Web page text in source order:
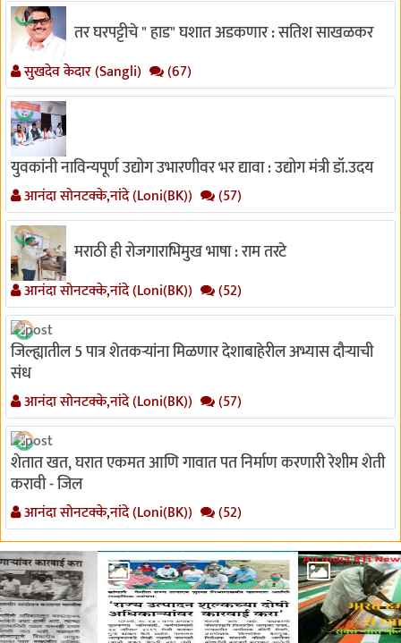
तर घरपट्टीचे " हाड" घशात अडकणार : सतिश साखळकर
सुखदेव केदार (Sangli) (67)
युवकांनी नाविन्यपूर्ण उद्योग उभारणीवर भर द्यावा : उद्योग मंत्री डॉ.उदय
आनंदा सोनटक्के,नांदे (Loni(BK)) (57)
मराठी ही रोजगाराभिमुख भाषा : राम तरटे
आनंदा सोनटक्के,नांदे (Loni(BK)) (52)
जिल्ह्यातील 5 पात्र शेतकऱ्यांना मिळणार देशाबाहेरील अभ्यास दौऱ्याची
संध
आनंदा सोनटक्के,नांदे (Loni(BK)) (57)
शेतात खत, घरात एकमत आणि गावात पत निर्माण करणारी रेशीम शेती
करावी - जिल
आनंदा सोनटक्के,नांदे (Loni(BK)) (52)